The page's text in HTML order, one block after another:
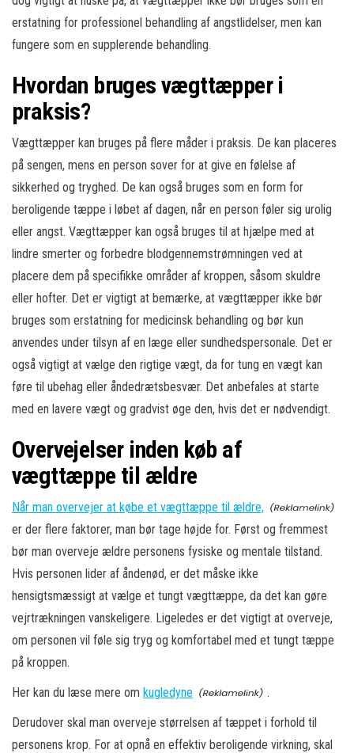
erstatning for professionel behandling af angstlidelser, men kan
fungere som en supplerende behandling.
Hvordan bruges vægttæpper i
praksis?
Vægttæpper kan bruges på flere måder i praksis. De kan placeres
på sengen, mens en person sover for at give en følelse af
sikkerhed og tryghed. De kan også bruges som en form for
beroligende tæppe i løbet af dagen, når en person føler sig urolig
eller angst. Vægttæpper kan også bruges til at hjælpe med at
lindre smerter og forbedre blodgennemstrømningen ved at
placere dem på specifikke områder af kroppen, såsom skuldre
eller hofter. Det er vigtigt at bemærke, at vægttæpper ikke bør
bruges som erstatning for medicinsk behandling og bør kun
anvendes under tilsyn af en læge eller sundhedspersonale. Det er
også vigtigt at vælge den rigtige vægt, da for tung en vægt kan
føre til ubehag eller åndedrætsbesvær. Det anbefales at starte
med en lavere vægt og gradvist øge den, hvis det er nødvendigt.
Overvejelser inden køb af
vægttæppe til ældre
Når man overvejer at købe et vægttæppe til ældre,
er der flere faktorer, man bør tage højde for. Først og fremmest
bør man overveje ældre personens fysiske og mentale tilstand.
Hvis personen lider af åndenød, er det måske ikke
hensigtsmæssigt at vælge et tungt vægttæppe, da det kan gøre
vejrtrækningen vanskeligere. Ligeledes er det vigtigt at overveje,
om personen vil føle sig tryg og komfortabel med et tungt tæppe
på kroppen.
Her kan du læse mere om kugledyne
.
Derudover skal man overveje størrelsen af tæppet i forhold til
personens krop. For at opnå en effektiv beroligende virkning, skal